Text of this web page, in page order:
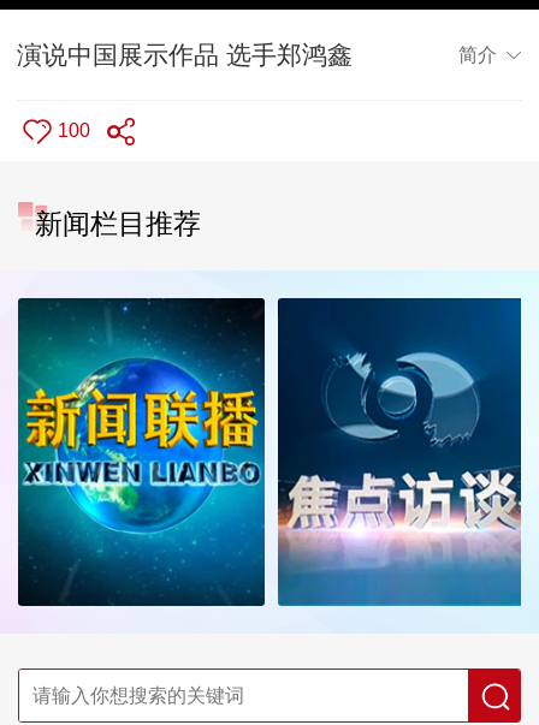
演说中国展示作品 选手郑鸿鑫 简介
100
新闻栏目推荐